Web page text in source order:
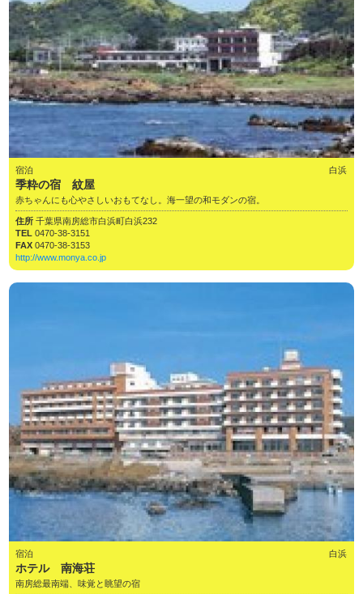
宿泊 白浜
季粋の宿 紋屋
赤ちゃんにも心やさしいおもてなし。海一望の和モダンの宿。
住所千葉県南房総市白浜町白浜232
TEL0470-38-3151
FAX0470-38-3153
http://www.monya.co.jp
宿泊 白浜
ホテル 南海荘
南房総最南端、味覚と眺望の宿